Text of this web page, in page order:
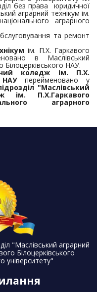
без права юридичної
аграрний технікум ім.
аграрного
та ремонт
ім. П.Х. Гаркавого
в Маслівський
Білоцерківського НАУ.
коледж ім. П.Х.
НАУперейменовано у
"Маслівський
ім. П.Х.Гаркавого
аграрного
"Маслівський аграрний
Білоцерківського
університету"